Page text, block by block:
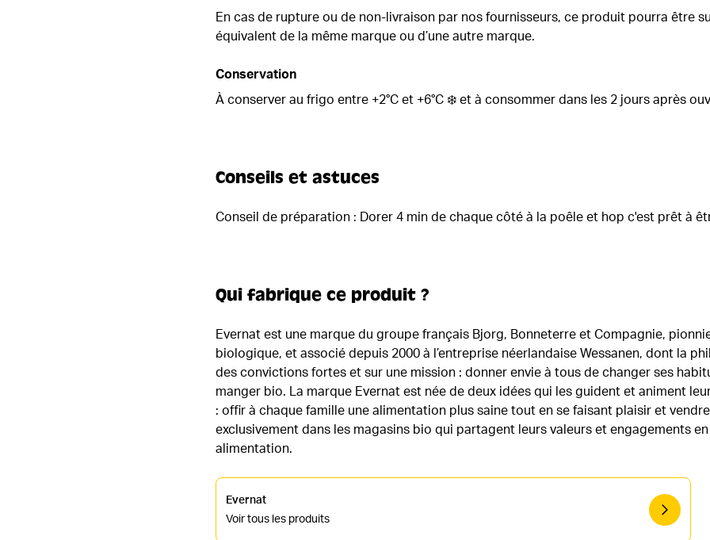
En cas de rupture ou de non-livraison par nos fournisseurs, ce produit pourra être
équivalent de la même marque ou d’une autre marque.
Conservation
À conserver au frigo entre +2°C et +6°C ❄️ et à consommer dans les 2 jours après
Conseils et astuces
Conseil de préparation : Dorer 4 min de chaque côté à la poêle et hop c'est prêt à
Qui fabrique ce produit ?
Evernat est une marque du groupe français Bjorg, Bonneterre et Compagnie,
biologique, et associé depuis 2000 à l’entreprise néerlandaise Wessanen, dont la
des convictions fortes et sur une mission : donner envie à tous de changer ses
manger bio. La marque Evernat est née de deux idées qui les guident et animent
: offir à chaque famille une alimentation plus saine tout en se faisant plaisir et
exclusivement dans les magasins bio qui partagent leurs valeurs et engagements
alimentation.
Evernat
Voir tous les produits